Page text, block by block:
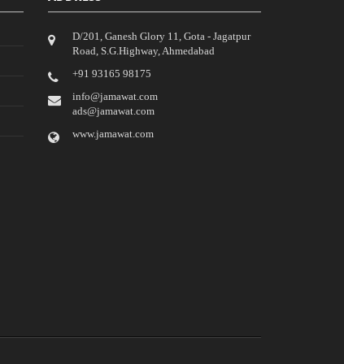
D/201, Ganesh Glory 11, Gota - Jagatpur
Road, S.G.Highway, Ahmedabad
‎+91 93165 98175
info@jamawat.com
ads@jamawat.com
www.jamawat.com